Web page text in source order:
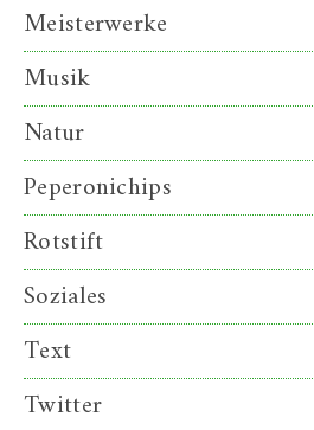
Meisterwerke
Musik
Natur
Peperonichips
Rotstift
Soziales
Text
Twitter